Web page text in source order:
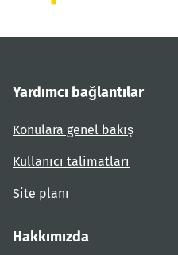
Yardımcı bağlantılar
Konulara genel bakış
Kullanıcı talimatları
Site planı
Hakkımızda